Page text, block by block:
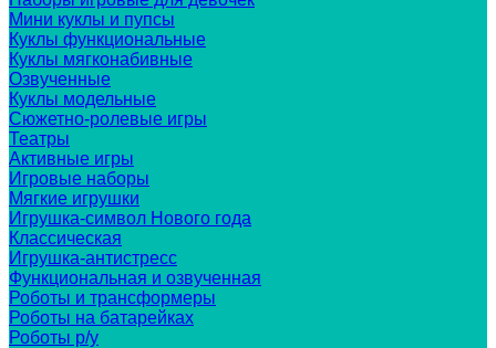
Мини куклы и пупсы
Куклы функциональные
Куклы мягконабивные
Озвученные
Куклы модельные
Сюжетно-ролевые игры
Театры
Активные игры
Игровые наборы
Мягкие игрушки
Игрушка-символ Нового года
Классическая
Игрушка-антистресс
Функциональная и озвученная
Роботы и трансформеры
Роботы на батарейках
Роботы р/у